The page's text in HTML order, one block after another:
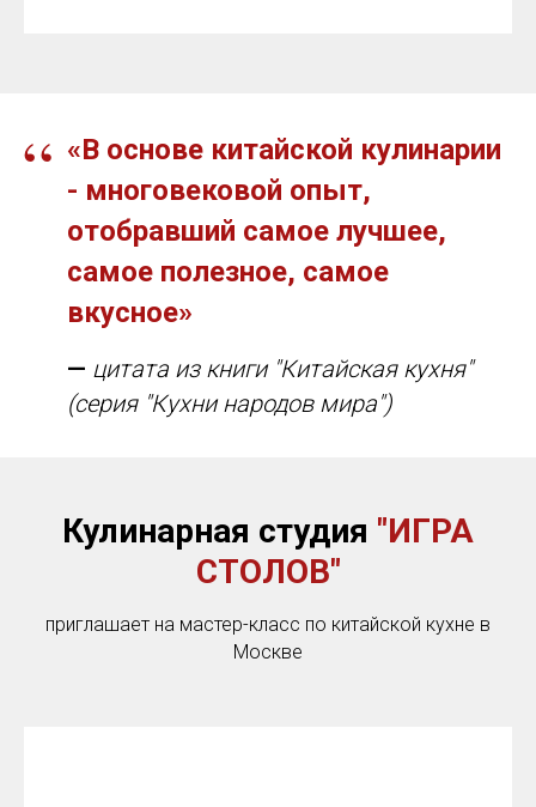
“ «В основе китайской кулинарии
- многовековой опыт,
отобравший самое лучшее,
самое полезное, самое
вкусное»
— цитата из книги "Китайская кухня"
(серия "Кухни народов мира")
Кулинарная студия "ИГРА
СТОЛОВ"
приглашает на мастер-класс по китайской кухне в
Москве